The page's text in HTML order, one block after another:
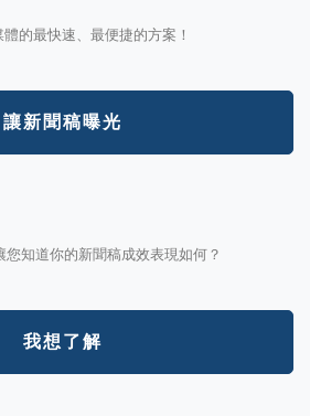
的最快速、最便捷的方案！
讓新聞稿曝光
知道你的新聞稿成效表現如何？
我想了解